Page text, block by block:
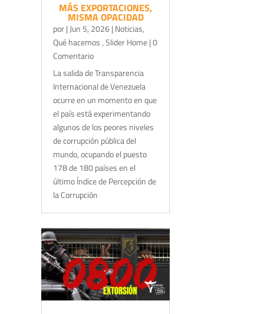
MÁS EXPORTACIONES,
MISMA OPACIDAD
por|Jun 5, 2026| Noticias,
Qué hacemos,Slider Home| 0
Comentario
La salida de Transparencia
Internacional de Venezuela
ocurre en un momento en que
el país está experimentando
algunos de los peores niveles
de corrupción pública del
mundo, ocupando el puesto
178 de 180 países en el
último Índice de Percepción de
la Corrupción